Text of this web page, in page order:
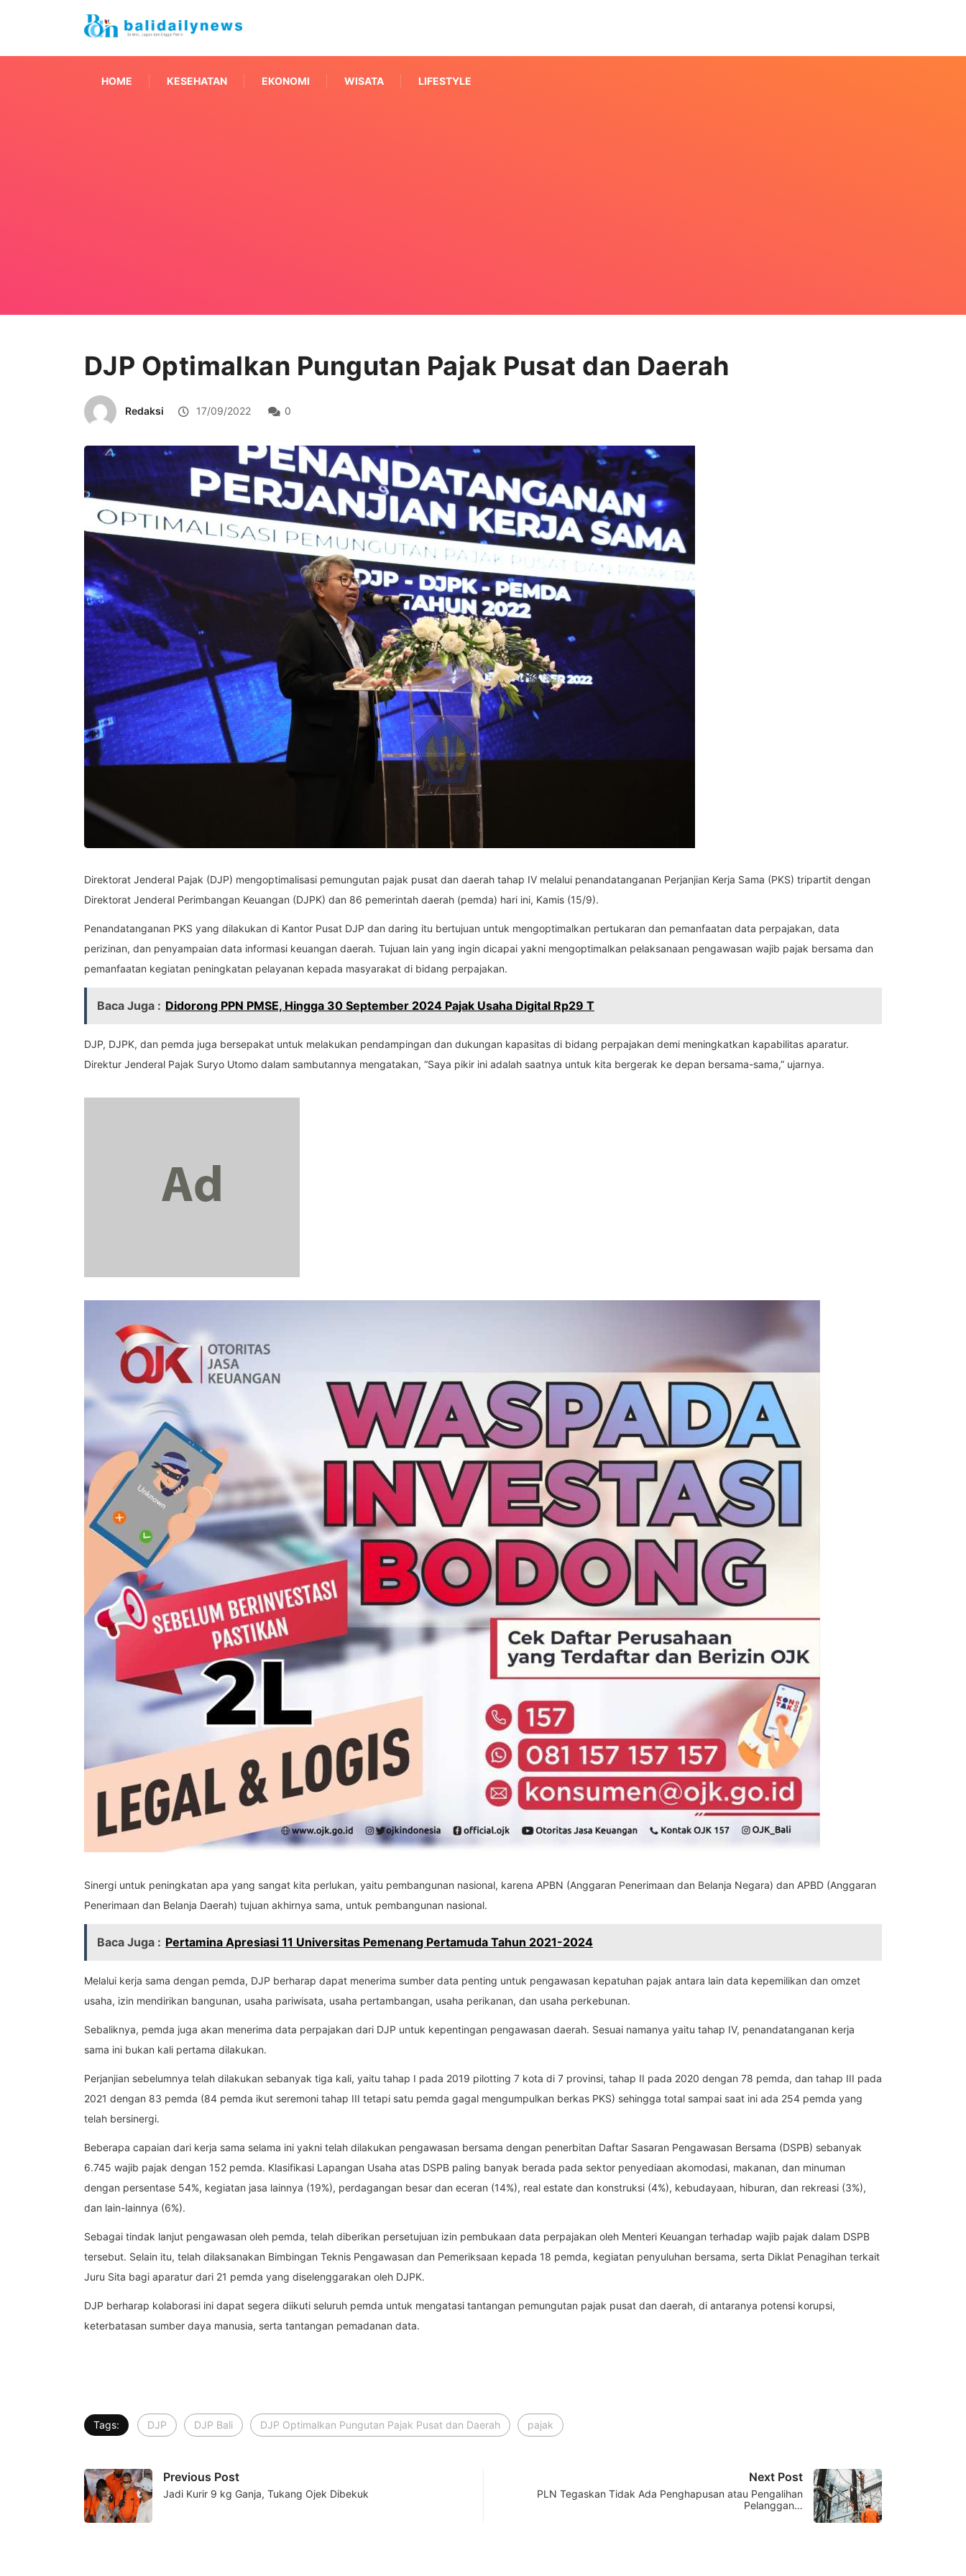
HOME KESEHATAN EKONOMI WISATA LIFESTYLE
DJP Optimalkan Pungutan Pajak Pusat dan Daerah
Redaksi 17/09/2022 0
Direktorat Jenderal Pajak (DJP) mengoptimalisasi pemungutan pajak pusat dan daerah tahap IV melalui penandatanganan Perjanjian Kerja Sama (PKS) tripartit dengan
Direktorat Jenderal Perimbangan Keuangan (DJPK) dan 86 pemerintah daerah (pemda) hari ini, Kamis (15/9).
Penandatanganan PKS yang dilakukan di Kantor Pusat DJP dan daring itu bertujuan untuk mengoptimalkan pertukaran dan pemanfaatan data perpajakan, data
perizinan, dan penyampaian data informasi keuangan daerah. Tujuan lain yang ingin dicapai yakni mengoptimalkan pelaksanaan pengawasan wajib pajak bersama dan
pemanfaatan kegiatan peningkatan pelayanan kepada masyarakat di bidang perpajakan.
Baca Juga : Didorong PPN PMSE, Hingga 30 September 2024 Pajak Usaha Digital Rp29 T
DJP, DJPK, dan pemda juga bersepakat untuk melakukan pendampingan dan dukungan kapasitas di bidang perpajakan demi meningkatkan kapabilitas aparatur.
Direktur Jenderal Pajak Suryo Utomo dalam sambutannya mengatakan, “Saya pikir ini adalah saatnya untuk kita bergerak ke depan bersama-sama,” ujarnya.
Sinergi untuk peningkatan apa yang sangat kita perlukan, yaitu pembangunan nasional, karena APBN (Anggaran Penerimaan dan Belanja Negara) dan APBD (Anggaran
Penerimaan dan Belanja Daerah) tujuan akhirnya sama, untuk pembangunan nasional.
Baca Juga : Pertamina Apresiasi 11 Universitas Pemenang Pertamuda Tahun 2021-2024
Melalui kerja sama dengan pemda, DJP berharap dapat menerima sumber data penting untuk pengawasan kepatuhan pajak antara lain data kepemilikan dan omzet
usaha, izin mendirikan bangunan, usaha pariwisata, usaha pertambangan, usaha perikanan, dan usaha perkebunan.
Sebaliknya, pemda juga akan menerima data perpajakan dari DJP untuk kepentingan pengawasan daerah. Sesuai namanya yaitu tahap IV, penandatanganan kerja
sama ini bukan kali pertama dilakukan.
Perjanjian sebelumnya telah dilakukan sebanyak tiga kali, yaitu tahap I pada 2019 pilotting 7 kota di 7 provinsi, tahap II pada 2020 dengan 78 pemda, dan tahap III pada
2021 dengan 83 pemda (84 pemda ikut seremoni tahap III tetapi satu pemda gagal mengumpulkan berkas PKS) sehingga total sampai saat ini ada 254 pemda yang
telah bersinergi.
Beberapa capaian dari kerja sama selama ini yakni telah dilakukan pengawasan bersama dengan penerbitan Daftar Sasaran Pengawasan Bersama (DSPB) sebanyak
6.745 wajib pajak dengan 152 pemda. Klasifikasi Lapangan Usaha atas DSPB paling banyak berada pada sektor penyediaan akomodasi, makanan, dan minuman
dengan persentase 54%, kegiatan jasa lainnya (19%), perdagangan besar dan eceran (14%), real estate dan konstruksi (4%), kebudayaan, hiburan, dan rekreasi (3%),
dan lain-lainnya (6%).
Sebagai tindak lanjut pengawasan oleh pemda, telah diberikan persetujuan izin pembukaan data perpajakan oleh Menteri Keuangan terhadap wajib pajak dalam DSPB
tersebut. Selain itu, telah dilaksanakan Bimbingan Teknis Pengawasan dan Pemeriksaan kepada 18 pemda, kegiatan penyuluhan bersama, serta Diklat Penagihan terkait
Juru Sita bagi aparatur dari 21 pemda yang diselenggarakan oleh DJPK.
DJP berharap kolaborasi ini dapat segera diikuti seluruh pemda untuk mengatasi tantangan pemungutan pajak pusat dan daerah, di antaranya potensi korupsi,
keterbatasan sumber daya manusia, serta tantangan pemadanan data.
Tags: DJP DJP Bali DJP Optimalkan Pungutan Pajak Pusat dan Daerah pajak
Previous Post
Jadi Kurir 9 kg Ganja, Tukang Ojek Dibekuk
Next Post
PLN Tegaskan Tidak Ada Penghapusan atau Pengalihan
Pelanggan…